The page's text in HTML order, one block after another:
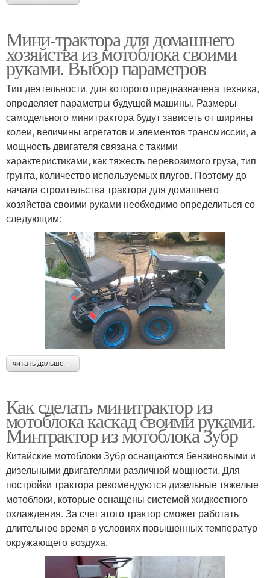
Мини-трактора для домашнего
хозяйства из мотоблока своими
руками. Выбор параметров
Тип деятельности, для которого предназначена техника,
определяет параметры будущей машины. Размеры
самодельного минитрактора будут зависеть от ширины
колеи, величины агрегатов и элементов трансмиссии, а
мощность двигателя связана с такими
характеристиками, как тяжесть перевозимого груза, тип
грунта, количество используемых плугов. Поэтому до
начала строительства трактора для домашнего
хозяйства своими руками необходимо определиться со
следующим:
читать дальше →
Как сделать минитрактор из
мотоблока каскад своими руками.
Минтрактор из мотоблока Зубр
Китайские мотоблоки Зубр оснащаются бензиновыми и
дизельными двигателями различной мощности. Для
постройки трактора рекомендуются дизельные тяжелые
мотоблоки, которые оснащены системой жидкостного
охлаждения. За счет этого трактор сможет работать
длительное время в условиях повышенных температур
окружающего воздуха.